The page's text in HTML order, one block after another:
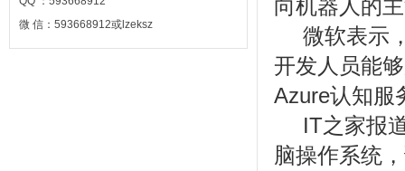
微 信：593668912或lzeksz
向机器人的
微软表示
开发人员能
Azure认知服
IT之家报
脑操作系统